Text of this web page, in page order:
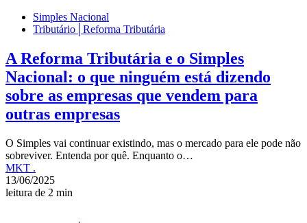
Simples Nacional
Tributário│Reforma Tributária
A Reforma Tributária e o Simples
Nacional: o que ninguém está dizendo
sobre as empresas que vendem para
outras empresas
O Simples vai continuar existindo, mas o mercado para ele pode não
sobreviver. Entenda por quê. Enquanto o…
MKT .
13/06/2025
leitura de 2 min